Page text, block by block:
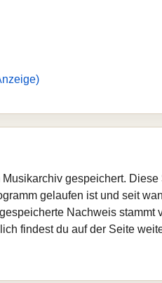
gespeichert.
gelaufen ist und seit
Nachweis stammt
findest du auf der Seite